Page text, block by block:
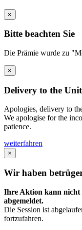
×
Bitte beachten Sie
Die Prämie wurde zu
×
Delivery to the
Apologies, delivery to
We apologise for the
patience.
weiterfahren
×
Wir haben
Ihre Aktion kann nicht
abgemeldet.
Die Session ist
fortzufahren.